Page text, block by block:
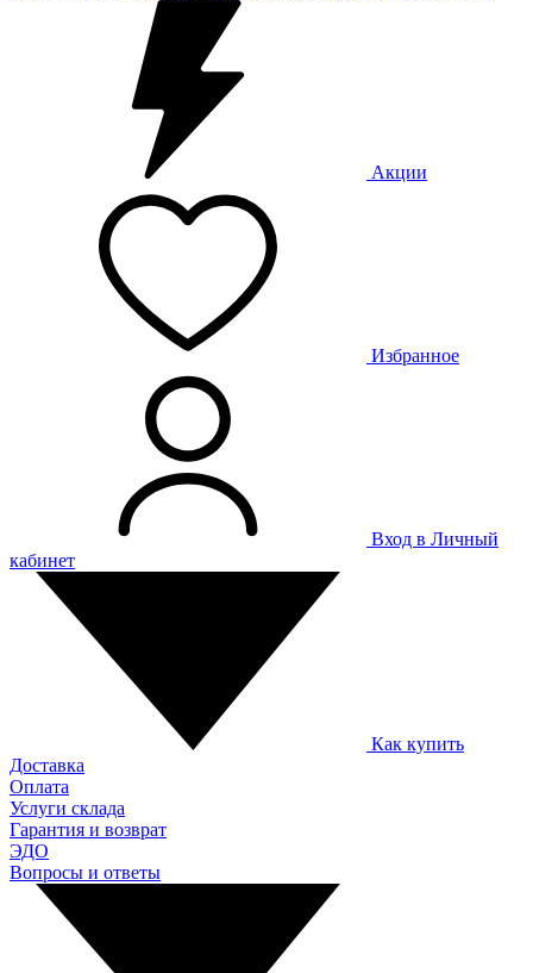
Акции
Избранное
Вход в Личный
кабинет
Как купить
Доставка
Оплата
Услуги склада
Гарантия и возврат
ЭДО
Вопросы и ответы